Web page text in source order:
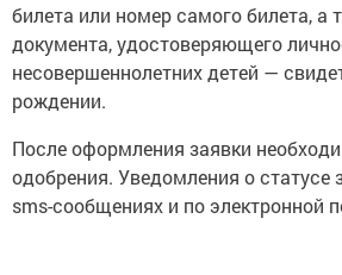
билета или номер самого билета, а
документа, удостоверяющего
несовершеннолетних детей —
рождении.
После оформления заявки
одобрения. Уведомления о статусе
sms-сообщениях и по электронной